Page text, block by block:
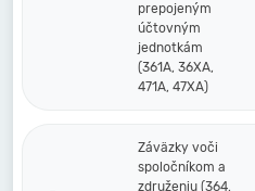
prepojeným
účtovným
jednotkám
(361A, 36XA,
471A, 47XA)
Záväzky voči
spoločníkom a
združeniu (364,